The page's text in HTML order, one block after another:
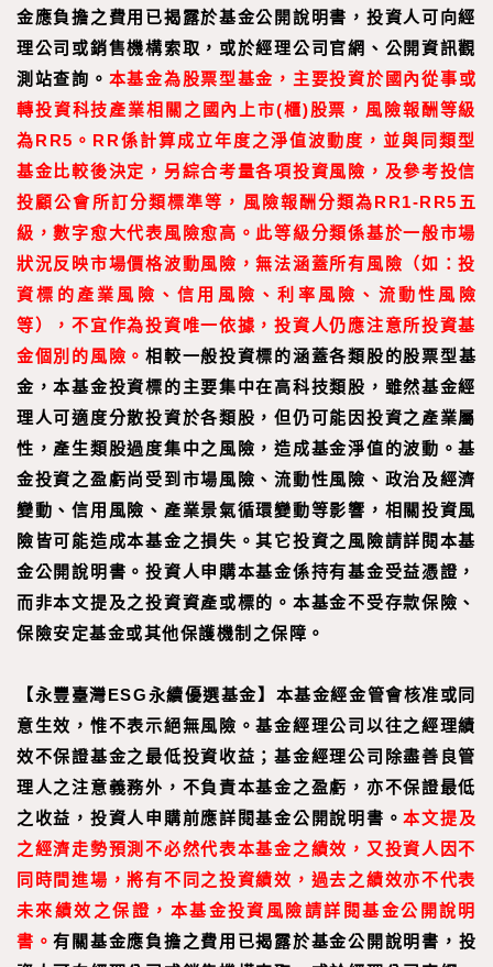
金應負擔之費用已揭露於基金公開說明書，投資人可向經
理公司或銷售機構索取，或於經理公司官網、公開資訊觀
測站查詢。 本基金為股票型基金，主要投資於國內從事或
轉投資科技產業相關之國內上市(櫃)股票，風險報酬等級
為RR5。RR係計算成立年度之淨值波動度，並與同類型
基金比較後決定，另綜合考量各項投資風險，及參考投信
投顧公會所訂分類標準等，風險報酬分類為RR1-RR5五
級，數字愈大代表風險愈高。此等級分類係基於一般市場
狀況反映市場價格波動風險，無法涵蓋所有風險（如：投
資標的產業風險、信用風險、利率風險、流動性風險
等），不宜作為投資唯一依據，投資人仍應注意所投資基
金個別的風險。相較一般投資標的涵蓋各類股的股票型基
金，本基金投資標的主要集中在高科技類股，雖然基金經
理人可適度分散投資於各類股，但仍可能因投資之產業屬
性，產生類股過度集中之風險，造成基金淨值的波動。基
金投資之盈虧尚受到市場風險、流動性風險、政治及經濟
變動、信用風險、產業景氣循環變動等影響，相關投資風
險皆可能造成本基金之損失。其它投資之風險請詳閱本基
金公開說明書。投資人申購本基金係持有基金受益憑證，
而非本文提及之投資資產或標的。本基金不受存款保險、
保險安定基金或其他保護機制之保障。
【永豐臺灣ESG永續優選基金】本基金經金管會核准或同
意生效，惟不表示絕無風險。基金經理公司以往之經理績
效不保證基金之最低投資收益；基金經理公司除盡善良管
理人之注意義務外，不負責本基金之盈虧，亦不保證最低
之收益，投資人申購前應詳閱基金公開說明書。本文提及
之經濟走勢預測不必然代表本基金之績效，又投資人因不
同時間進場，將有不同之投資績效，過去之績效亦不代表
未來績效之保證，本基金投資風險請詳閱基金公開說明
書。有關基金應負擔之費用已揭露於基金公開說明書，投